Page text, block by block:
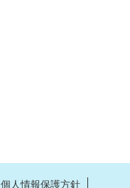
個人情報保護方針